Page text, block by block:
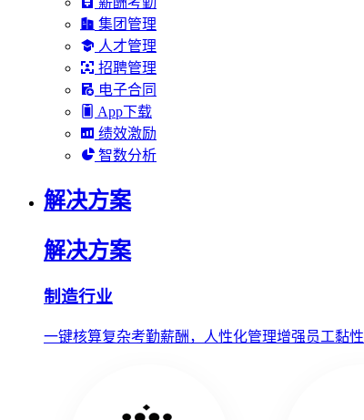
集团管理
人才管理
招聘管理
电子合同
App下载
绩效激励
智数分析
解决方案
解决方案
制造行业
一键核算复杂考勤薪酬，人性化管理增强员工黏性